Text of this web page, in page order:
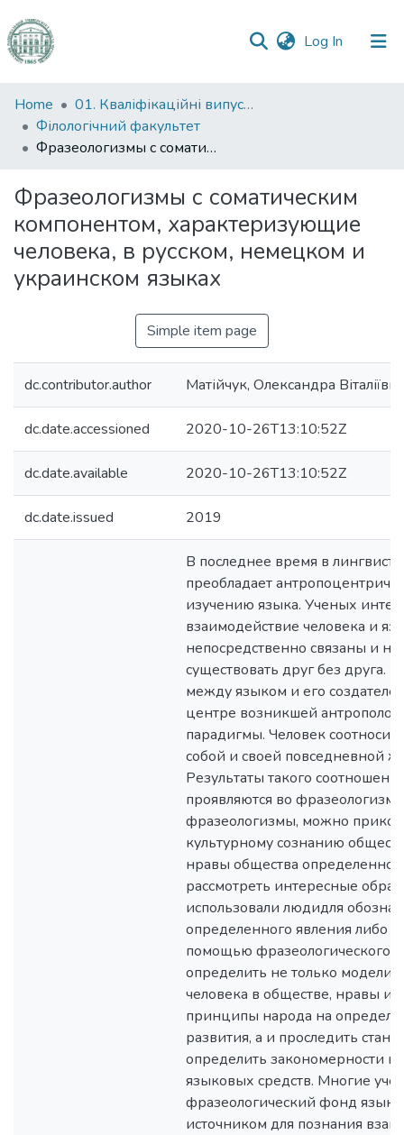
Log In (current)
Communities
&
Collections
Statistics
Home
01. Кваліфікаційні випускні роботи здобувачів вищої освіти
Філологічний факультет
Фразеологизмы с соматическим компонентом, характеризующие человека, в русском, немецком и украинском языках
Фразеологизмы с соматическим
компонентом, характеризующие
человека, в русском, немецком и
украинском языках
Simple item page
dc.contributor.author Матійчук, Олександра Віталіївна
dc.date.accessioned 2020-10-26T13:10:52Z
dc.date.available 2020-10-26T13:10:52Z
dc.date.issued 2019
В последнее время в
преобладает
изучению языка. Ученых
взаимодействие человека и
непосредственно связаны и не
существовать друг без друга.
между языком и его
центре возникшей
парадигмы. Человек соотносит
собой и своей повседневной
Результаты такого
проявляются во
фразеологизмы, можно
культурному сознанию
нравы общества
рассмотреть интересные
использовали людидля
определенного явления либо
помощью фразеологического
определить не только модели
человека в обществе, нравы и
принципы народа на
развития, а и проследить
определить закономерности
языковых средств. Многие
фразеологический фонд
источником для познания